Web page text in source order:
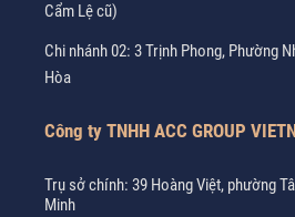
Cẩm Lệ cũ)
Chi nhánh 02: 3 Trịnh Phong, Phường
Hòa
Công ty TNHH ACC GROUP
Trụ sở chính: 39 Hoàng Việt, phường
Minh